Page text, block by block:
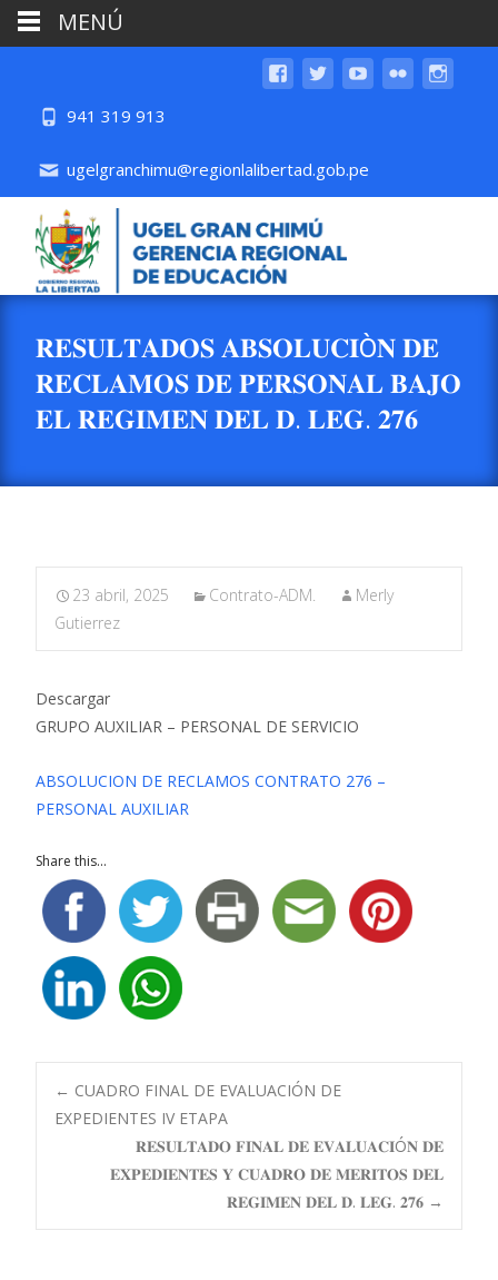
941 319 913
ugelgranchimu@regionlalibertad.gob.pe
𝐑𝐄𝐒𝐔𝐋𝐓𝐀𝐃𝐎𝐒 𝐀𝐁𝐒𝐎𝐋𝐔𝐂𝐈Ò𝐍 𝐃𝐄
𝐑𝐄𝐂𝐋𝐀𝐌𝐎𝐒 𝐃𝐄 𝐏𝐄𝐑𝐒𝐎𝐍𝐀𝐋 𝐁𝐀𝐉𝐎
𝐄𝐋 𝐑𝐄𝐆𝐈𝐌𝐄𝐍 𝐃𝐄𝐋 𝐃. 𝐋𝐄𝐆. 𝟐𝟕𝟔
23 abril, 2025 Contrato-ADM.
Merly
Gutierrez
Descargar
GRUPO AUXILIAR – PERSONAL DE SERVICIO
ABSOLUCION DE RECLAMOS CONTRATO 276 –
PERSONAL AUXILIAR
Share this...
Navegación
de
entradas
← CUADRO FINAL DE EVALUACIÓN DE
EXPEDIENTES IV ETAPA
𝐑𝐄𝐒𝐔𝐋𝐓𝐀𝐃𝐎 𝐅𝐈𝐍𝐀𝐋 𝐃𝐄 𝐄𝐕𝐀𝐋𝐔𝐀𝐂𝐈Ó𝐍 𝐃𝐄
𝐄𝐗𝐏𝐄𝐃𝐈𝐄𝐍𝐓𝐄𝐒 𝐘 𝐂𝐔𝐀𝐃𝐑𝐎 𝐃𝐄 𝐌𝐄𝐑𝐈𝐓𝐎𝐒 𝐃𝐄𝐋
𝐑𝐄𝐆𝐈𝐌𝐄𝐍 𝐃𝐄𝐋 𝐃. 𝐋𝐄𝐆. 𝟐𝟕𝟔 →
MENÚ